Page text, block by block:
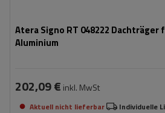
Atera Signo RT 048222 Dachträger
Aluminium
202,09 € inkl. MwSt
Aktuell nicht lieferbar Individuelle